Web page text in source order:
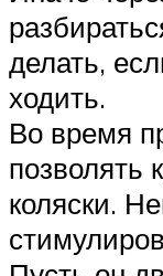
делать,
ходить.
Во время
позволять
коляски.